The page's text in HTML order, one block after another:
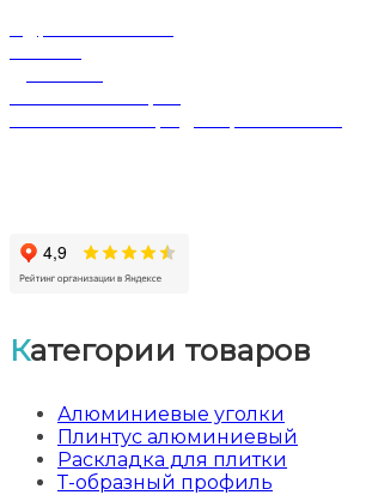
Категории товаров
Алюминиевые уголки
Плинтус алюминиевый
Раскладка для плитки
Т-образный профиль